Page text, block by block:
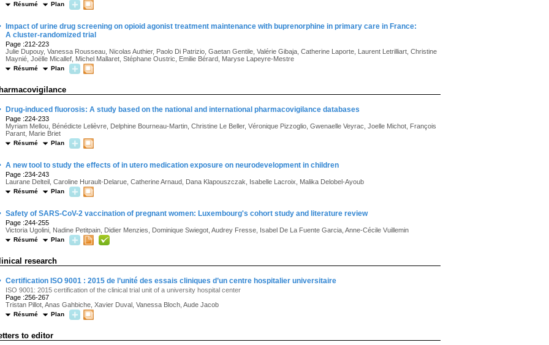
Résumé Plan
Impact of urine drug screening on opioid agonist treatment maintenance with buprenorphine in primary care in France:
A cluster-randomized trial
Page :212-223
Julie Dupouy, Vanessa Rousseau, Nicolas Authier, Paolo Di Patrizio, Gaetan Gentile, Valérie Gibaja, Catherine Laporte, Laurent Letrilliart, Christine
Maynié, Joëlle Micallef, Michel Mallaret, Stéphane Oustric, Emilie Bérard, Maryse Lapeyre-Mestre
Résumé Plan
Drug-induced fluorosis: A study based on the national and international pharmacovigilance databases
Page :224-233
Myriam Mellou, Bénédicte Lelièvre, Delphine Bourneau-Martin, Christine Le Beller, Véronique Pizzoglio, Gwenaelle Veyrac, Joelle Michot, François
Parant, Marie Briet
Résumé Plan
A new tool to study the effects of in utero medication exposure on neurodevelopment in children
Page :234-243
Laurane Delteil, Caroline Hurault-Delarue, Catherine Arnaud, Dana Klapouszczak, Isabelle Lacroix, Malika Delobel-Ayoub
Résumé Plan
Safety of SARS-CoV-2 vaccination of pregnant women: Luxembourg's cohort study and literature review
Page :244-255
Victoria Ugolini, Nadine Petitpain, Didier Menzies, Dominique Swiegot, Audrey Fresse, Isabel De La Fuente Garcia, Anne-Cécile Vuillemin
Résumé Plan
research
Certification ISO 9001 : 2015 de l’unité des essais cliniques d’un centre hospitalier universitaire
ISO 9001: 2015 certification of the clinical trial unit of a university hospital center
Page :256-267
Tristan Pillot, Anas Gahbiche, Xavier Duval, Vanessa Bloch, Aude Jacob
Résumé Plan
to editor